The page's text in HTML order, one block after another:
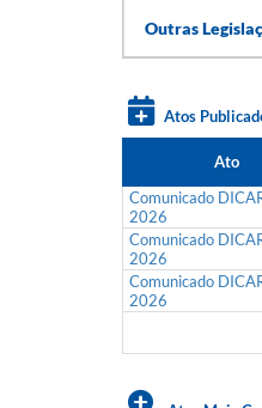
Outras
Atos
Ato
Comunicado
2026
Comunicado
2026
Comunicado
2026